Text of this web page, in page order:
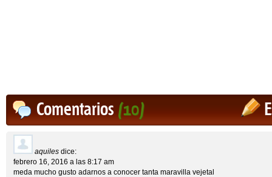
Comentarios(10)
aquiles dice:
febrero 16, 2016 a las 8:17 am
meda mucho gusto adarnos a conocer tanta maravilla vejetal